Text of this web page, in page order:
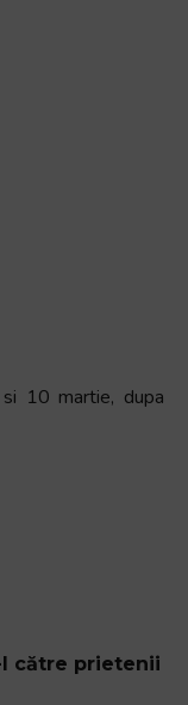
10 martie, dupa
către prietenii